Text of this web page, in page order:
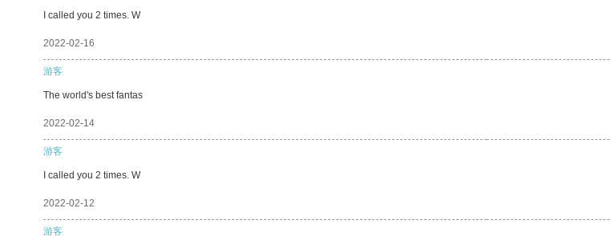
I called you 2 times. W
2022-02-16
游客
The world's best fantas
2022-02-14
游客
I called you 2 times. W
2022-02-12
游客